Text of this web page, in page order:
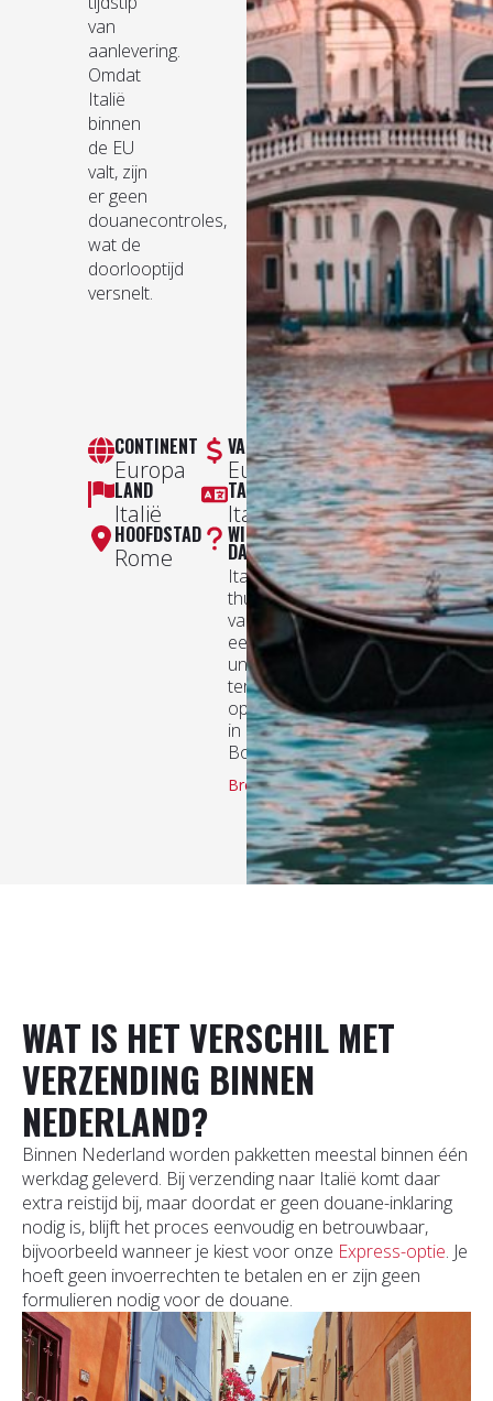
van
aanlevering.
Omdat
Italië
binnen
de EU
valt, zijn
er geen
douanecontroles,
wat de
doorlooptijd
versnelt.
CONTINENT
Europa
LAND
Italië
HOOFDSTAD
Rome
VALUTA
Euro
TAAL
Italiaans
WIST JE
DAT?
Italië is de
thuisbasis
van de
eerste
universiteit
ter wereld,
opgericht
in 1088 in
Bologna.
Bron
WAT IS HET VERSCHIL MET
VERZENDING BINNEN
NEDERLAND?
Binnen Nederland worden pakketten meestal binnen één
werkdag geleverd. Bij verzending naar Italië komt daar
extra reistijd bij, maar doordat er geen douane-inklaring
nodig is, blijft het proces eenvoudig en betrouwbaar,
bijvoorbeeld wanneer je kiest voor onze Express-optie. Je
hoeft geen invoerrechten te betalen en er zijn geen
formulieren nodig voor de douane.